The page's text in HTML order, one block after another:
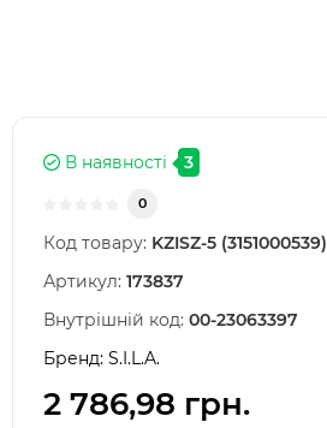
В наявності 3
0
Код товару: KZISZ-5 (3151000539)
Артикул: 173837
Внутрішній код: 00-23063397
Бренд: S.I.L.A.
2 786,98 грн.